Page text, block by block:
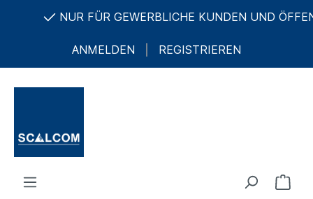
NUR FÜR GEWERBLICHE KUNDEN UND
ANMELDEN REGISTRIEREN